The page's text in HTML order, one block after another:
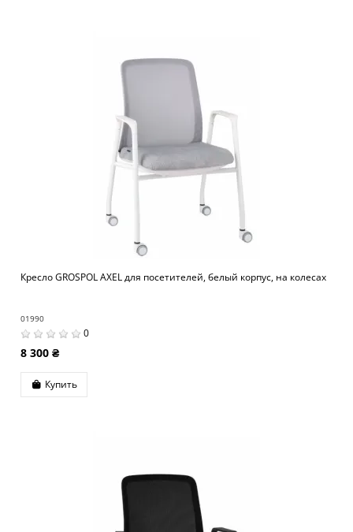
Кресло GROSPOL AXEL для посетителей, белый корпус, на колесах
01990
0
8 300 ₴
Купить